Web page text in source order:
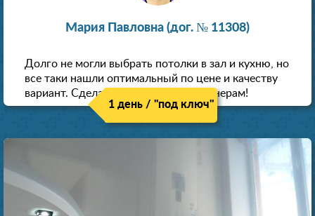
Мария Павловна (дог. № 11308)
Долго не могли выбрать потолки в зал и кухню, но
все таки нашли оптимальный по цене и качеству
вариант. Сделали скидку как пенсионерам!
1 день / "под ключ"